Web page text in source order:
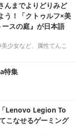
んまでよりどりみど
う！「クトゥルフ×美
スの庭』が日本語
少女など、属性てんこ
特集
Lenovo Legion To
こなせるゲーミング